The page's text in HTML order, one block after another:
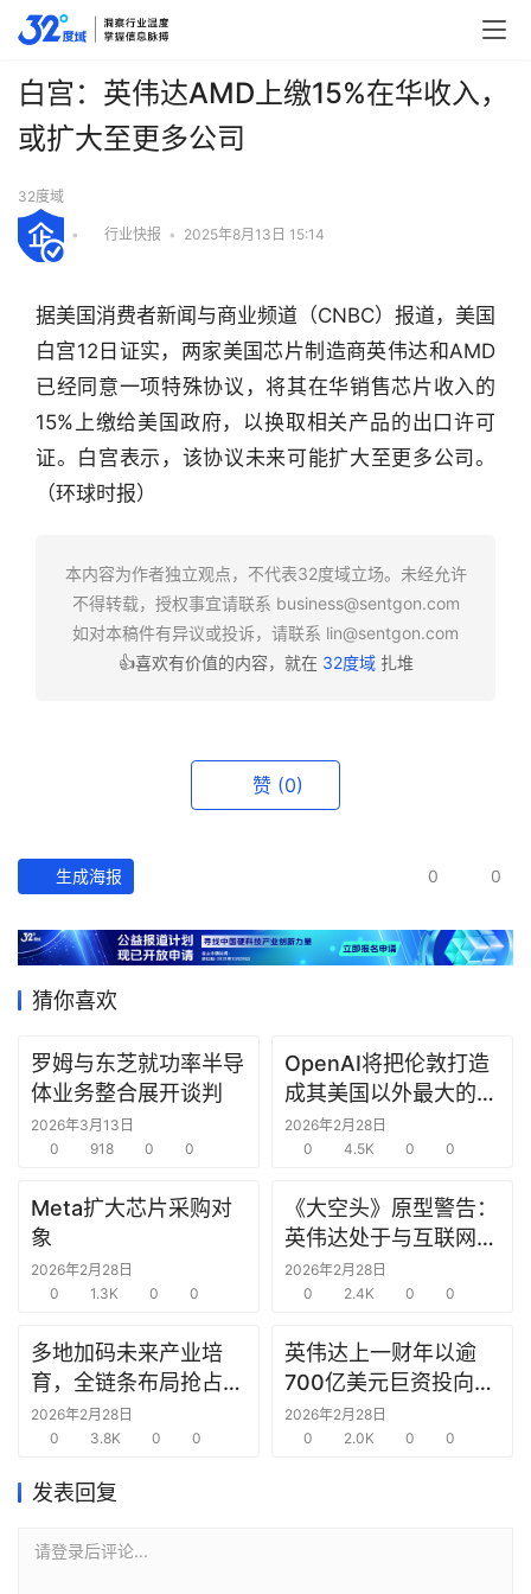
产
经
数
据
研
创
投
商
机
圈
白宫：英伟达AMD上缴15%在华收入，
或扩大至更多公司
32度域
• 行业快报 • 2025年8月13日 15:14
据美国消费者新闻与商业频道（CNBC）报道，美国
白宫12日证实，两家美国芯片制造商英伟达和AMD
已经同意一项特殊协议，将其在华销售芯片收入的
15%上缴给美国政府，以换取相关产品的出口许可
证。白宫表示，该协议未来可能扩大至更多公司。
（环球时报）
本内容为作者独立观点，不代表32度域立场。未经允许
不得转载，授权事宜请联系 business@sentgon.com
如对本稿件有异议或投诉，请联系 lin@sentgon.com
👍喜欢有价值的内容，就在 32度域扎堆
赞 (0)
生成海报 0 0
猜你喜欢
罗姆与东芝就功率半导
体业务整合展开谈判
2026年3月13日
0
918 0 0
OpenAI将把伦敦打造
成其美国以外最大的研
究中心
2026年2月28日
0
4.5K 0 0
Meta扩大芯片采购对
象
2026年2月28日
0
1.3K 0 0
《大空头》原型警告：
英伟达处于与互联网泡
沫时期思科同样的“危
险境地”
2026年2月28日
0
2.4K 0 0
多地加码未来产业培
育，全链条布局抢占新
赛道先机
2026年2月28日
0
3.8K 0 0
英伟达上一财年以逾
700亿美元巨资投向合
作方，竭力巩固AI芯片
需求
2026年2月28日
0
2.0K 0 0
发表回复
请登录后评论...